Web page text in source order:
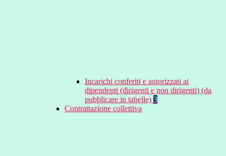
Incarichi conferiti e autorizzati ai
dipendenti (dirigenti e non dirigenti) (da
pubblicare in tabelle) 3
Contrattazione collettiva